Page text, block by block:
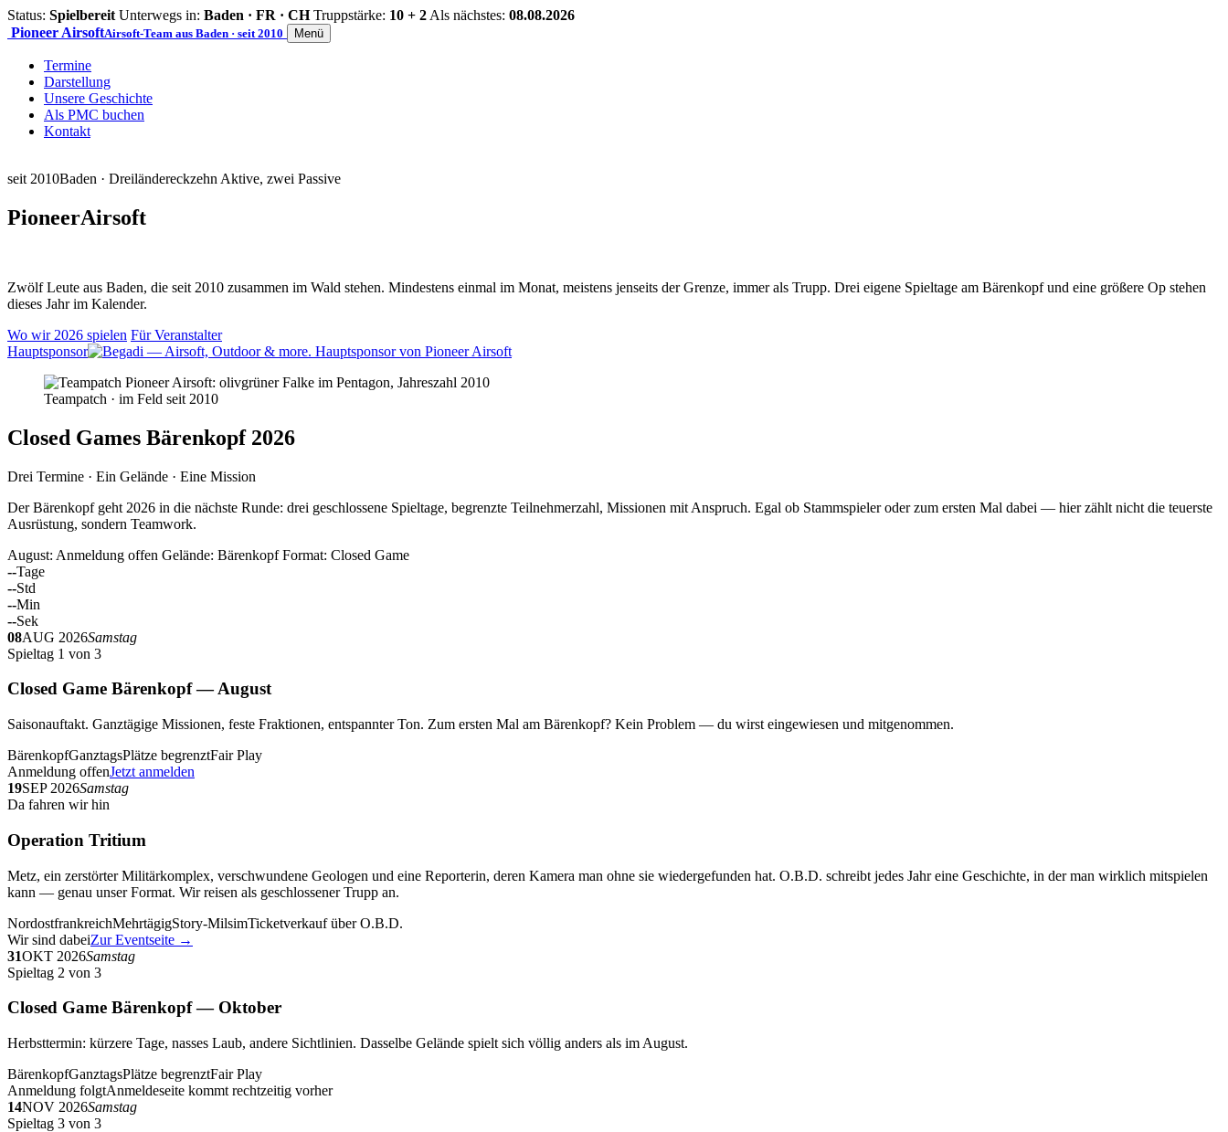
Status: Spielbereit Unterwegs in: Baden · FR · CH Truppstärke: 10 + 2 Als nächstes: 08.08.2026
Pioneer AirsoftAirsoft-Team aus Baden · seit 2010 Menü
Termine
Darstellung
Unsere Geschichte
Als PMC buchen
Kontakt
seit 2010Baden · Dreiländereckzehn Aktive, zwei Passive
PioneerAirsoft
Zwölf Leute aus Baden, die seit 2010 zusammen im Wald stehen. Mindestens einmal im Monat, meistens jenseits der Grenze, immer als Trupp. Drei eigene Spieltage am Bärenkopf und eine größere Op stehen
dieses Jahr im Kalender.
Wo wir 2026 spielen Für Veranstalter
Hauptsponsor
Teampatch · im Feld seit 2010
Closed Games Bärenkopf 2026
Drei Termine · Ein Gelände · Eine Mission
Der Bärenkopf geht 2026 in die nächste Runde: drei geschlossene Spieltage, begrenzte Teilnehmerzahl, Missionen mit Anspruch. Egal ob Stammspieler oder zum ersten Mal dabei — hier zählt nicht die teuerste
Ausrüstung, sondern Teamwork.
August: Anmeldung offen Gelände: Bärenkopf Format: Closed Game
--Tage
--Std
--Min
--Sek
08AUG 2026Samstag
Spieltag 1 von 3
Closed Game Bärenkopf — August
Saisonauftakt. Ganztägige Missionen, feste Fraktionen, entspannter Ton. Zum ersten Mal am Bärenkopf? Kein Problem — du wirst eingewiesen und mitgenommen.
BärenkopfGanztagsPlätze begrenztFair Play
Anmeldung offenJetzt anmelden
19SEP 2026Samstag
Da fahren wir hin
Operation Tritium
Metz, ein zerstörter Militärkomplex, verschwundene Geologen und eine Reporterin, deren Kamera man ohne sie wiedergefunden hat. O.B.D. schreibt jedes Jahr eine Geschichte, in der man wirklich mitspielen
kann — genau unser Format. Wir reisen als geschlossener Trupp an.
NordostfrankreichMehrtägigStory-MilsimTicketverkauf über O.B.D.
Wir sind dabeiZur Eventseite →
31OKT 2026Samstag
Spieltag 2 von 3
Closed Game Bärenkopf — Oktober
Herbsttermin: kürzere Tage, nasses Laub, andere Sichtlinien. Dasselbe Gelände spielt sich völlig anders als im August.
BärenkopfGanztagsPlätze begrenztFair Play
Anmeldung folgtAnmeldeseite kommt rechtzeitig vorher
14NOV 2026Samstag
Spieltag 3 von 3